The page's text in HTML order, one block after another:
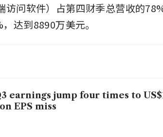
访问软件）占第四财季总营收的
达到8890万美元。
earnings jump four times to
EPS miss